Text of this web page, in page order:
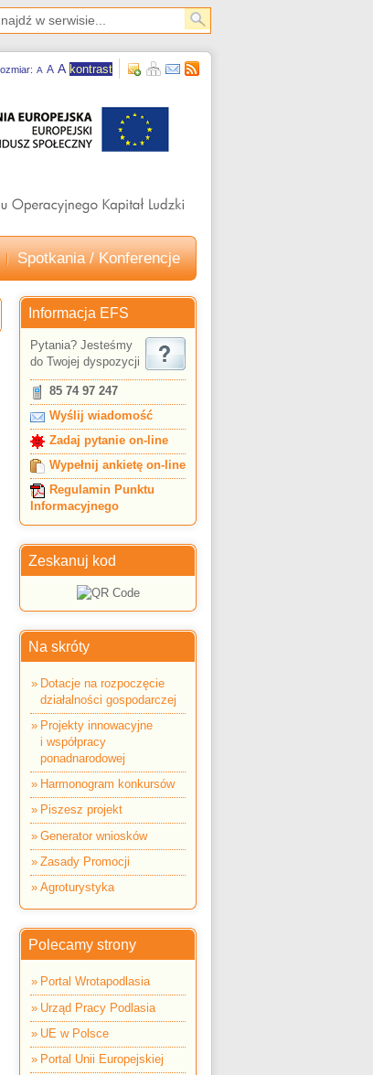
A A A kontrast
Spotkania / Konferencje
Informacja EFS
Pytania? Jesteśmy
do Twojej dyspozycji
85 74 97 247
Wyślij wiadomość
Zadaj pytanie on-line
Wypełnij ankietę on-line
Regulamin Punktu
Informacyjnego
Zeskanuj kod
Na skróty
Dotacje na rozpoczęcie
działalności gospodarczej
Projekty innowacyjne
i współpracy
ponadnarodowej
Harmonogram konkursów
Piszesz projekt
Generator wniosków
Zasady Promocji
Agroturystyka
Polecamy strony
Portal Wrotapodlasia
Urząd Pracy Podlasia
UE w Polsce
Portal Unii Europejskiej